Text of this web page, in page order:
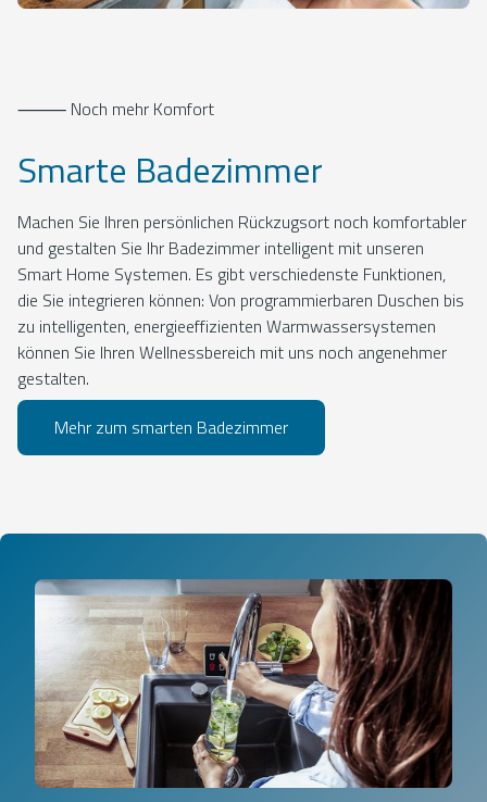
⸻ Noch mehr Komfort
Smarte Badezimmer
Machen Sie Ihren persönlichen Rückzugsort noch komfortabler
und gestalten Sie Ihr Badezimmer intelligent mit unseren
Smart Home Systemen. Es gibt verschiedenste Funktionen,
die Sie integrieren können: Von programmierbaren Duschen bis
zu intelligenten, energieeffizienten Warmwassersystemen
können Sie Ihren Wellnessbereich mit uns noch angenehmer
gestalten.
Mehr zum smarten Badezimmer